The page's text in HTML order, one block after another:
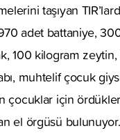
taşıyan
adet battaniye,
100 kilogram
muhtelif çocuk
çocuklar için
el örgüsü bulunuyor.